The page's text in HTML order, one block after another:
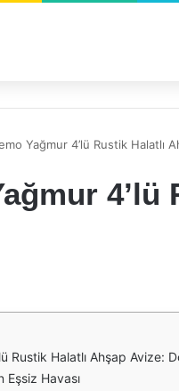
Yağmur 4’lü Rustik Halatlı
4’lü
Halatlı Ahşap Avize:
Eşsiz Havası